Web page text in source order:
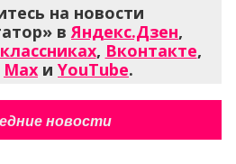
на новости
вЯндекс.Дзен,
, Вконтакте,
Max и YouTube.
новости